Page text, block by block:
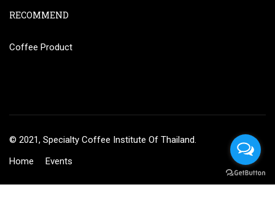
RECOMMEND
Coffee Product
© 2021, Specialty Coffee Institute Of Thailand.
Home
Events